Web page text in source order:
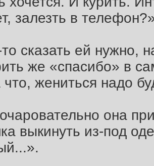
залезть в
сказать ей нужно,
же «спасибо» в
что, жениться надо
она
выкинуть из-под